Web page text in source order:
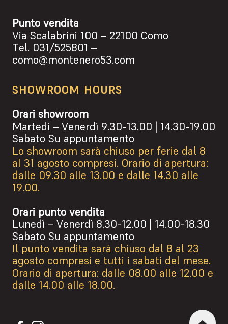
Punto vendita
Via Scalabrini 100 – 22100 Como
Tel. 031/525801 –
como@montenero53.com
SHOWROOM HOURS
Orari showroom
Martedì – Venerdì 9.30-13.00 | 14.30-19.00
Sabato Su appuntamento
Lo showroom sarà chiuso per ferie dal 8
al 31 agosto compresi. Orario di apertura:
dalle 09.30 alle 13.00 e dalle 14.30 alle
19.00.
Orari punto vendita
Lunedì – Venerdì 8.30-12.00 | 14.00-18.30
Sabato Su appuntamento
Il punto vendita sarà chiuso dal 8 al 23
agosto compresi e tutti i sabati del mese.
Orario di apertura: dalle 08.00 alle 12.00 e
dalle 14.00 alle 18.00.